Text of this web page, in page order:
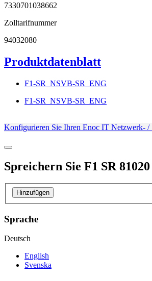
7330701038662
Zolltarifnummer
94032080
Produktdatenblatt
F1-SR_NSVB-SR_ENG
F1-SR_NSVB-SR_ENG
Konfigurieren Sie Ihren Enoc IT Netzwerk- /
Spreichern Sie F1 SR 81020
Hinzufügen
Sprache
Deutsch
English
Svenska